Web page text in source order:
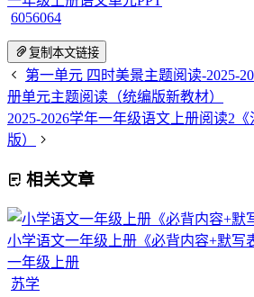
6056064
复制本文链接
第一单元 四时美景主题阅读-2025-
册单元主题阅读（统编版新教材）
2025-2026学年一年级语文上册阅读2
版）
相关文章
小学语文一年级上册《必背内容+默写
一年级上册
苏学